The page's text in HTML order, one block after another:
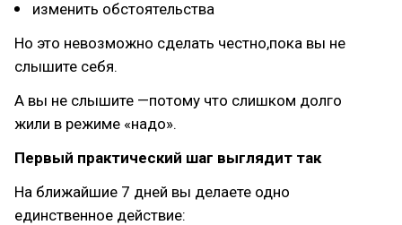
изменить обстоятельства
Но это невозможно сделать честно,пока вы не
слышите себя.
А вы не слышите —потому что слишком долго
жили в режиме «надо».
Первый практический шаг выглядит так
На ближайшие 7 дней вы делаете одно
единственное действие: